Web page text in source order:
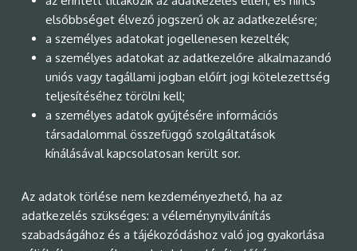
elsőbbséget élvező jogszerű ok az adatkezelésre;
a személyes adatokat jogellenesen kezelték;
a személyes adatokat az adatkezelőre alkalmazandó
uniós vagy tagállami jogban előírt jogi kötelezettség
teljesítéséhez törölni kell;
a személyes adatok gyűjtésére információs
társadalommal összefüggő szolgáltatások
kínálásával kapcsolatosan került sor.
Az adatok törlése nem kezdeményezhető, ha az
adatkezelés szükséges: a véleménynyilvánítás
szabadságához és a tájékozódáshoz való jog gyakorlása